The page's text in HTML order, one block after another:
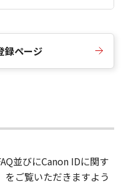
録ページ
並びにCanon IDに関す
をご覧いただきますよう